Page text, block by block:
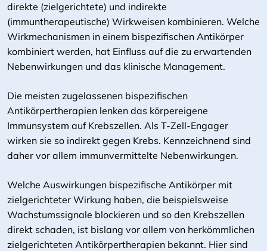
direkte (zielgerichtete) und indirekte
(immuntherapeutische) Wirkweisen kombinieren. Welche
Wirkmechanismen in einem bispezifischen Antikörper
kombiniert werden, hat Einfluss auf die zu erwartenden
Nebenwirkungen und das klinische Management.
Die meisten zugelassenen bispezifischen
Antikörpertherapien lenken das körpereigene
Immunsystem auf Krebszellen. Als T-Zell-Engager
wirken sie so indirekt gegen Krebs. Kennzeichnend sind
daher vor allem immunvermittelte Nebenwirkungen.
Welche Auswirkungen bispezifische Antikörper mit
zielgerichteter Wirkung haben, die beispielsweise
Wachstumssignale blockieren und so den Krebszellen
direkt schaden, ist bislang vor allem von herkömmlichen
zielgerichteten Antikörpertherapien bekannt. Hier sind